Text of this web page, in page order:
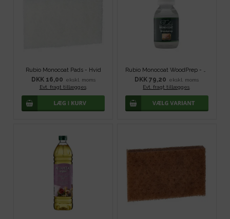
Rubio Monocoat Pads - Hvid
DKK 16,00
ekskl. moms
Evt. fragt tillægges.
Rubio Monocoat WoodPrep - 100 ml
DKK 79,20
ekskl. moms
Evt. fragt tillægges